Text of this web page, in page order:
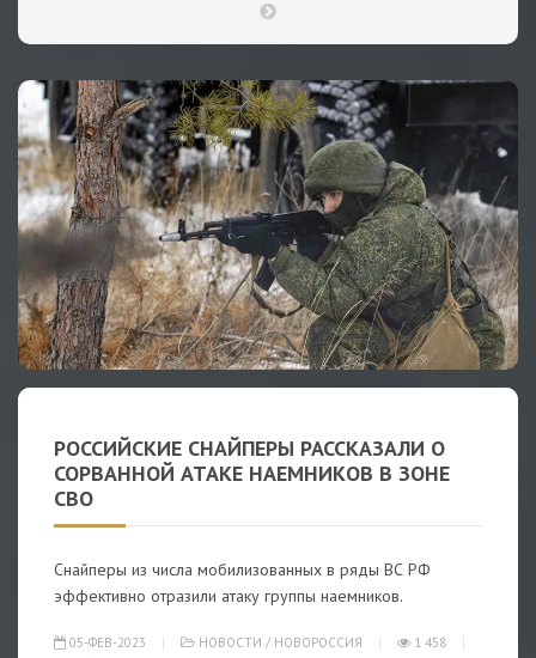
РОССИЙСКИЕ СНАЙПЕРЫ РАССКАЗАЛИ О
СОРВАННОЙ АТАКЕ НАЕМНИКОВ В ЗОНЕ
СВО
Снайперы из числа мобилизованных в ряды ВС РФ
эффективно отразили атаку группы наемников.
05-ФЕВ-2023 НОВОСТИ / НОВОРОССИЯ
1 458